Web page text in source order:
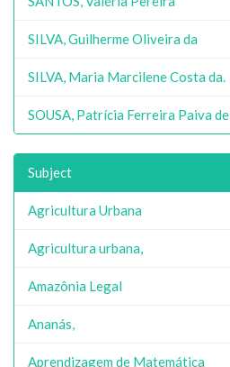
SILVA, Guilherme Oliveira da
SILVA, Maria Marcilene Costa da.
SOUSA, Patrícia Ferreira Paiva de
Subject
Agricultura Urbana
Agricultura urbana,
Amazônia Legal
Ananás,
Aprendizagem de Matemática